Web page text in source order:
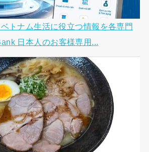
トナム生活に役立つ情報を各専門
日本人のお客様専用...